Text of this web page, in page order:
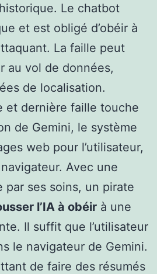
Le chatbot
et est obligé d’obéir à
La faille peut
au vol de données,
de localisation.
et dernière faille touche
de Gemini, le système
web pour l’utilisateur,
Avec une
par ses soins, un pirate
l’IA à obéir à une
Il suffit que l’utilisateur
le navigateur de Gemini.
de faire des résumés